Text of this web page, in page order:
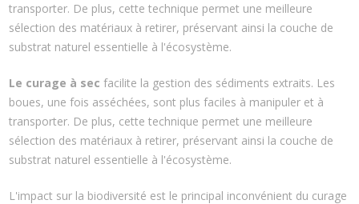
transporter. De plus, cette technique permet une meilleure
sélection des matériaux à retirer, préservant ainsi la couche de
substrat naturel essentielle à l'écosystème.
Le curage à sec facilite la gestion des sédiments extraits. Les
boues, une fois asséchées, sont plus faciles à manipuler et à
transporter. De plus, cette technique permet une meilleure
sélection des matériaux à retirer, préservant ainsi la couche de
substrat naturel essentielle à l'écosystème.
L'impact sur la biodiversité est le principal inconvénient du curage